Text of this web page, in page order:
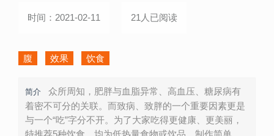
时间：2021-02-11 21人已阅读
腹 效果 饮食
简介
众所周知，肥胖与血脂异常、高血压、糖尿病有
着密不可分的关联。而致病、致胖的一个重要因素更是
与一个“吃”字分不开。为了大家吃得更健康、更美丽，
特推荐5种饮食，均为低热量食物或饮品，制作简单，